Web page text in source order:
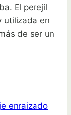
El perejil
utilizada en
de ser un